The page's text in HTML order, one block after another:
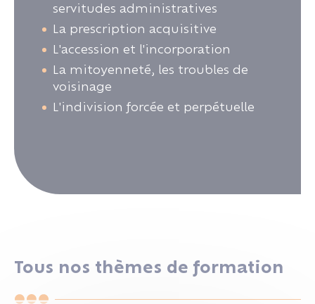
servitudes administratives
La prescription acquisitive
L'accession et l'incorporation
La mitoyenneté, les troubles de
voisinage
L'indivision forcée et perpétuelle
Tous nos thèmes de formation